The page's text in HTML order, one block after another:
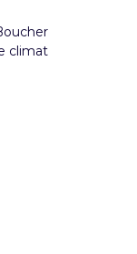
climat